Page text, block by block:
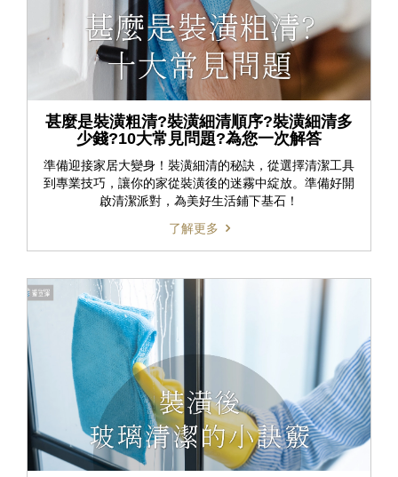
甚麼是裝潢粗清?裝潢細清順序?裝潢細清多
少錢?10大常見問題?為您一次解答
準備迎接家居大變身！裝潢細清的秘訣，從選擇清潔工具
到專業技巧，讓你的家從裝潢後的迷霧中綻放。準備好開
啟清潔派對，為美好生活鋪下基石！
了解更多